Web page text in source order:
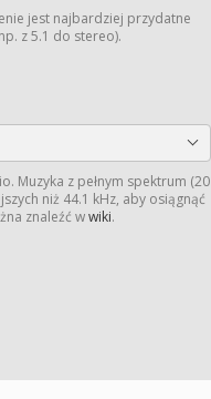
jest najbardziej przydatne
z 5.1 do stereo).
Muzyka z pełnym spektrum (20
niż 44.1 kHz, aby osiągnąć
znaleźć wwiki.